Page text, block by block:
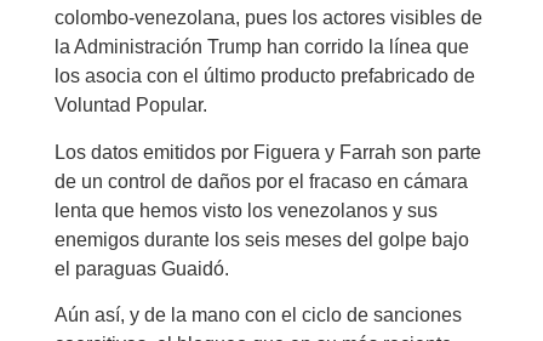
colombo-venezolana, pues los actores visibles de
la Administración Trump han corrido la línea que
los asocia con el último producto prefabricado de
Voluntad Popular.
Los datos emitidos por Figuera y Farrah son parte
de un control de daños por el fracaso en cámara
lenta que hemos visto los venezolanos y sus
enemigos durante los seis meses del golpe bajo
el paraguas Guaidó.
Aún así, y de la mano con el ciclo de sanciones